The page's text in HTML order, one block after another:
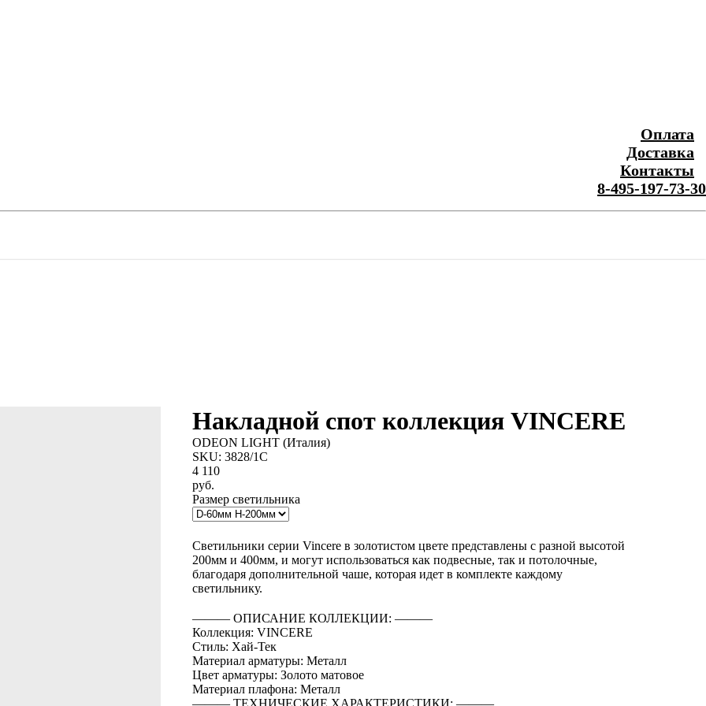
Оплата
Доставка
Контакты
8-495-197-73-30
Накладной спот коллекция VINCERE
ODEON LIGHT (Италия)
SKU: 3828/1C
4 110
руб.
Размер светильника
Светильники серии Vincere в золотистом цвете представлены с разной высотой
200мм и 400мм, и могут использоваться как подвесные, так и потолочные,
благодаря дополнительной чаше, которая идет в комплекте каждому
светильнику.
――― ОПИСАНИЕ КОЛЛЕКЦИИ: ―――
Коллекция: VINCERE
Стиль: Хай-Тек
Материал арматуры: Металл
Цвет арматуры: Золото матовое
Материал плафона: Металл
――― ТЕХНИЧЕСКИЕ ХАРАКТЕРИСТИКИ: ―――